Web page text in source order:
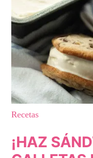
Recetas
¡HAZ